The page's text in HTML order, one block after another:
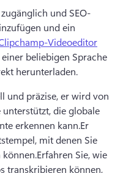
und SEO-
und ein
Videoeditor
beliebigen Sprache
herunterladen.
und präzise, er wird von
die globale
erkennen kann.Er
mit denen Sie
Erfahren Sie, wie
transkribieren können,